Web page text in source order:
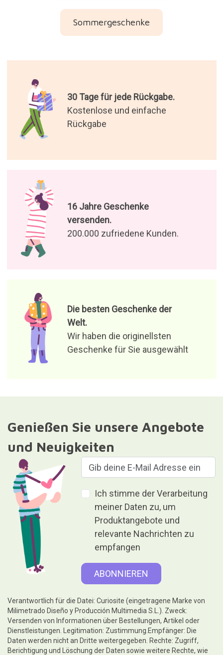
Sommergeschenke
30 Tage für jede Rückgabe.
Kostenlose und einfache
Rückgabe
16 Jahre Geschenke
versenden.
200.000 zufriedene Kunden.
Die besten Geschenke der
Welt.
Wir haben die originellsten
Geschenke für Sie ausgewählt
Genießen Sie unsere Angebote
und Neuigkeiten
Ich stimme der Verarbeitung
meiner Daten zu, um
Produktangebote und
relevante Nachrichten zu
empfangen
Verantwortlich für die Datei: Curiosite (eingetragene Marke von
Milimetrado Diseño y Producción Multimedia S.L.). Zweck:
Versenden von Informationen über Bestellungen, Artikel oder
Dienstleistungen. Legitimation: Zustimmung.Empfänger: Die
Daten werden nicht an Dritte weitergegeben. Rechte: Zugriff,
Berichtigung und Löschung der Daten sowie weitere Rechte, wie